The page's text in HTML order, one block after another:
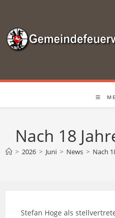
springen
Nach 18
> 2026 > Juni > News > Nach
Stefan Hoge als